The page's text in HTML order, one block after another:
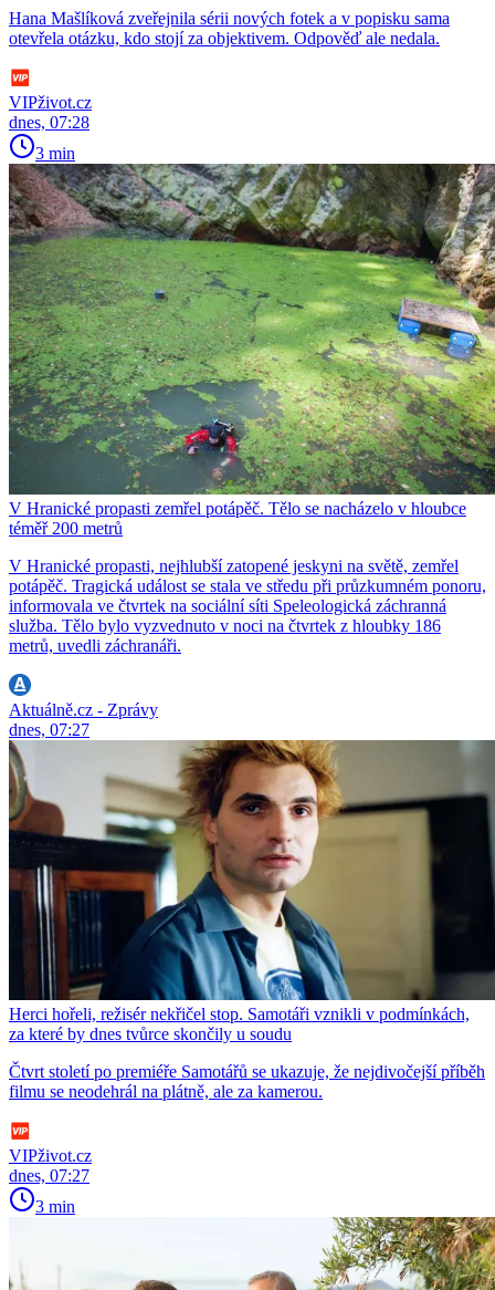
Hana Mašlíková zveřejnila sérii nových fotek a v popisku sama
otevřela otázku, kdo stojí za objektivem. Odpověď ale nedala.
VIPživot.cz
dnes, 07:28
3 min
V Hranické propasti zemřel potápěč. Tělo se nacházelo v hloubce
téměř 200 metrů
V Hranické propasti, nejhlubší zatopené jeskyni na světě, zemřel
potápěč. Tragická událost se stala ve středu při průzkumném ponoru,
informovala ve čtvrtek na sociální síti Speleologická záchranná
služba. Tělo bylo vyzvednuto v noci na čtvrtek z hloubky 186
metrů, uvedli záchranáři.
Aktuálně.cz - Zprávy
dnes, 07:27
Herci hořeli, režisér nekřičel stop. Samotáři vznikli v podmínkách,
za které by dnes tvůrce skončily u soudu
Čtvrt století po premiéře Samotářů se ukazuje, že nejdivočejší příběh
filmu se neodehrál na plátně, ale za kamerou.
VIPživot.cz
dnes, 07:27
3 min